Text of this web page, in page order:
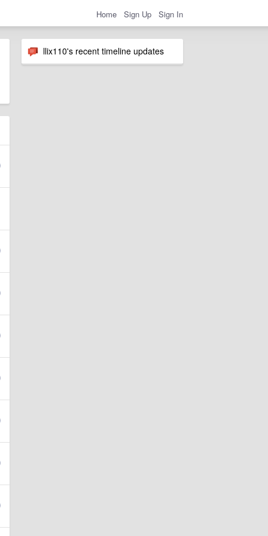
Home Sign Up Sign In
llix110's recent timeline updates